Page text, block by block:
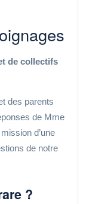
de collectifs
des parents
de Mme
d’une
de notre
?